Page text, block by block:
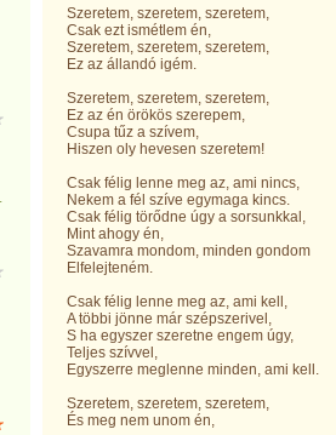
Szeretem, szeretem, szeretem,
Csak ezt ismétlem én,
Szeretem, szeretem, szeretem,
Ez az állandó igém.
Szeretem, szeretem, szeretem,
Ez az én örökös szerepem,
Csupa tűz a szívem,
Hiszen oly hevesen szeretem!
Csak félig lenne meg az, ami nincs,
Nekem a fél szíve egymaga kincs.
Csak félig törődne úgy a sorsunkkal,
Mint ahogy én,
Szavamra mondom, minden gondom
Elfelejteném.
Csak félig lenne meg az, ami kell,
A többi jönne már szépszerivel,
S ha egyszer szeretne engem úgy,
Teljes szívvel,
Egyszerre meglenne minden, ami kell.
Szeretem, szeretem, szeretem,
És meg nem unom én,